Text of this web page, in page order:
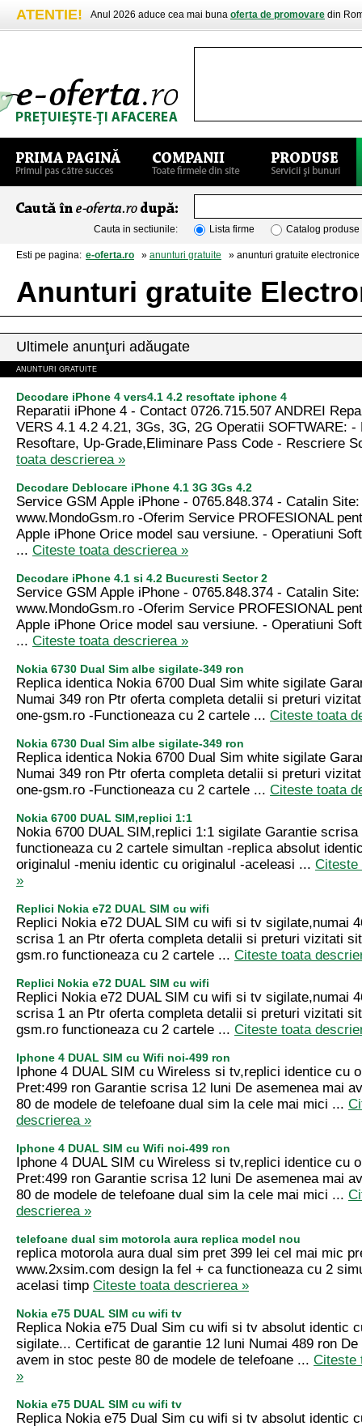
ATENTIE! Anul 2026 aduce cea mai buna oferta de promovare din
Cauta in sectiunile: Lista firme Catalog produse
Esti pe pagina: e-oferta.ro » anunturi gratuite » anunturi gratuite
Anunturi gratuite
Ultimele anunţuri adăugate
ANUNTURI GRATUITE
Decodare iPhone 4 vers4.1 4.2 resoftate iphone 4
Reparatii iPhone 4 - Contact 0726.715.507 ANDREI
VERS 4.1 4.2 4.21, 3Gs, 3G, 2G Operatii SOFTWARE: -
Resoftare, Up-Grade,Eliminare Pass Code - Rescriere
toata descrierea »
Decodare Deblocare iPhone 4.1 3G 3Gs 4.2
Service GSM Apple iPhone - 0765.848.374 - Catalin Site:
www.MondoGsm.ro -Oferim Service PROFESIONAL
Apple iPhone Orice model sau versiune. - Operatiuni
... Citeste toata descrierea »
Decodare iPhone 4.1 si 4.2 Bucuresti Sector 2
Service GSM Apple iPhone - 0765.848.374 - Catalin Site:
www.MondoGsm.ro -Oferim Service PROFESIONAL
Apple iPhone Orice model sau versiune. - Operatiuni
... Citeste toata descrierea »
Nokia 6730 Dual Sim albe sigilate-349 ron
Replica identica Nokia 6700 Dual Sim white sigilate
Numai 349 ron Ptr oferta completa detalii si preturi
one-gsm.ro -Functioneaza cu 2 cartele ... Citeste toata
Nokia 6730 Dual Sim albe sigilate-349 ron
Replica identica Nokia 6700 Dual Sim white sigilate
Numai 349 ron Ptr oferta completa detalii si preturi
one-gsm.ro -Functioneaza cu 2 cartele ... Citeste toata
Nokia 6700 DUAL SIM,replici 1:1
Nokia 6700 DUAL SIM,replici 1:1 sigilate Garantie scrisa
functioneaza cu 2 cartele simultan -replica absolut
originalul -meniu identic cu originalul -aceleasi ... Citeste
»
Replici Nokia e72 DUAL SIM cu wifi
Replici Nokia e72 DUAL SIM cu wifi si tv sigilate,numai
scrisa 1 an Ptr oferta completa detalii si preturi vizitati
gsm.ro functioneaza cu 2 cartele ... Citeste toata
Replici Nokia e72 DUAL SIM cu wifi
Replici Nokia e72 DUAL SIM cu wifi si tv sigilate,numai
scrisa 1 an Ptr oferta completa detalii si preturi vizitati
gsm.ro functioneaza cu 2 cartele ... Citeste toata
Iphone 4 DUAL SIM cu Wifi noi-499 ron
Iphone 4 DUAL SIM cu Wireless si tv,replici identice cu
Pret:499 ron Garantie scrisa 12 luni De asemenea mai
80 de modele de telefoane dual sim la cele mai mici ...
descrierea »
Iphone 4 DUAL SIM cu Wifi noi-499 ron
Iphone 4 DUAL SIM cu Wireless si tv,replici identice cu
Pret:499 ron Garantie scrisa 12 luni De asemenea mai
80 de modele de telefoane dual sim la cele mai mici ...
descrierea »
telefoane dual sim motorola aura replica model nou
replica motorola aura dual sim pret 399 lei cel mai mic
www.2xsim.com design la fel + ca functioneaza cu 2
acelasi timp Citeste toata descrierea »
Nokia e75 DUAL SIM cu wifi tv
Replica Nokia e75 Dual Sim cu wifi si tv absolut identic
sigilate... Certificat de garantie 12 luni Numai 489 ron De
avem in stoc peste 80 de modele de telefoane ... Citeste
»
Nokia e75 DUAL SIM cu wifi tv
Replica Nokia e75 Dual Sim cu wifi si tv absolut identic